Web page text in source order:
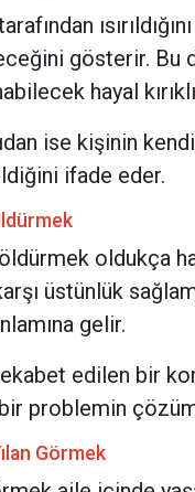
gösterir. Bu
hayal
ise kişinin
ifade eder.
öldürmek oldukça
üstünlük
gelir.
edilen bir
problemin
Görmek